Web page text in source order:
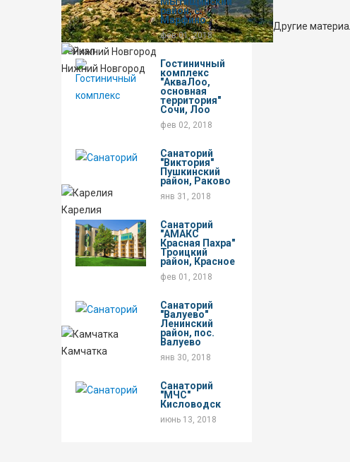
Другие
Байкал
Нижний Новгород
Карелия
Камчатка
район, с.
Марфино.
фев 01, 2018
Гостиничный
комплекс
"АкваЛоо,
основная
территория"
Сочи, Лоо
фев 02, 2018
Санаторий
"Виктория"
Пушкинский
район, Раково
янв 31, 2018
Санаторий
"АМАКС
Красная Пахра"
Троицкий
район, Красное
фев 01, 2018
Санаторий
"Валуево"
Ленинский
район, пос.
Валуево
янв 30, 2018
Санаторий
"МЧС"
Кисловодск
июнь 13, 2018